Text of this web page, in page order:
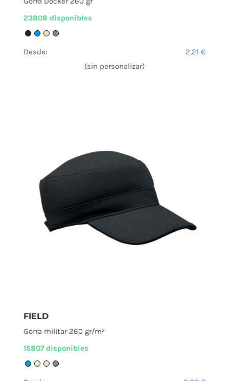
23808 disponibles
Desde: 2,21 €
(sin personalizar)
FIELD
Gorra militar 260 gr/m²
15807 disponibles